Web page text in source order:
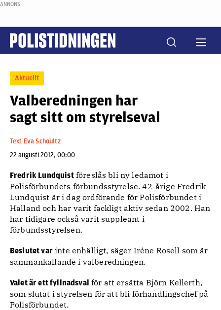
ANNONS
Aktuellt
Valberedningen har
sagt sitt om styrelseval
Text Eva Schoultz
22 augusti 2012, 00:00
Fredrik Lundquistföreslås bli ny ledamot i
Polisförbundets förbundsstyrelse. 42-årige Fredrik
Lundquist är i dag ordförande för Polisförbundet i
Halland och har varit fackligt aktiv sedan 2002. Han
har tidigare också varit suppleant i
förbundsstyrelsen.
Beslutet varinte enhälligt, säger Iréne Rosell som är
sammankallande i valberedningen.
Valet är ett fyllnadsval för att ersätta Björn Kellerth,
som slutat i styrelsen för att bli förhandlingschef på
Polisförbundet.